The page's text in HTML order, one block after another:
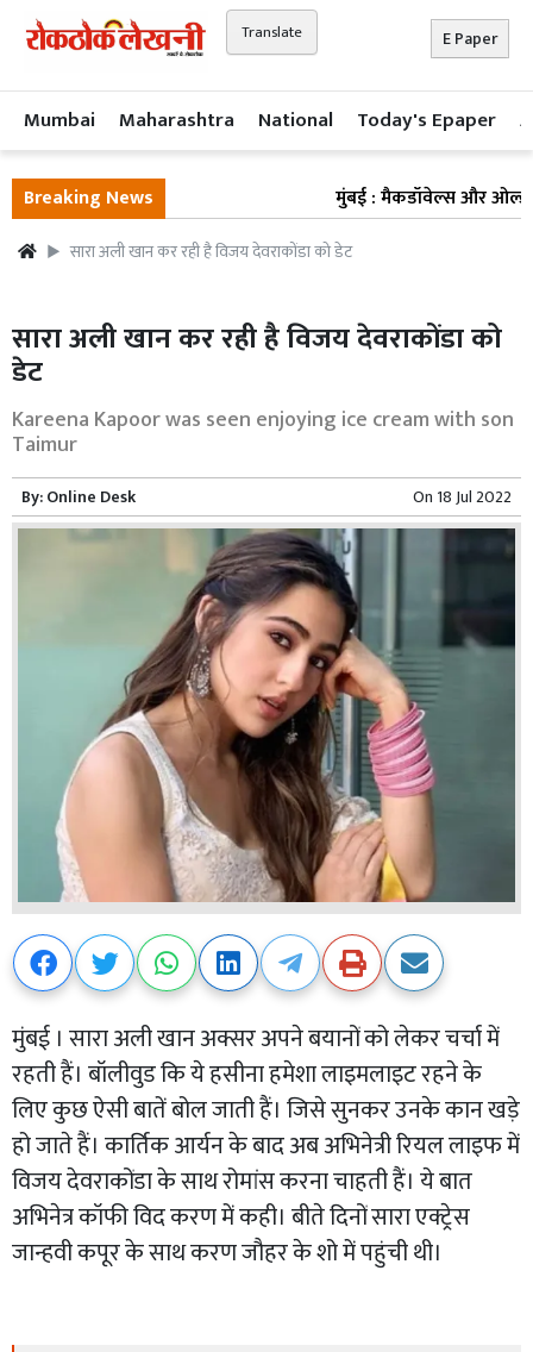
Translate E Paper
Mumbai Maharashtra National Today's Epaper
Breaking News मुंबई : मैकडॉवेल्स और ओल्ड मंक
सारा अली खान कर रही है विजय देवराकोंडा को डेट
सारा अली खान कर रही है विजय देवराकोंडा को
डेट
Kareena Kapoor was seen enjoying ice cream with son
Taimur
By:Online Desk On 18 Jul 2022
मुंबई । सारा अली खान अक्सर अपने बयानों को लेकर चर्चा में
रहती हैं। बॉलीवुड कि ये हसीना हमेशा लाइमलाइट रहने के
लिए कुछ ऐसी बातें बोल जाती हैं। जिसे सुनकर उनके कान खड़े
हो जाते हैं। कार्तिक आर्यन के बाद अब अभिनेत्री रियल लाइफ में
विजय देवराकोंडा के साथ रोमांस करना चाहती हैं। ये बात
अभिनेत्र कॉफी विद करण में कही। बीते दिनों सारा एक्ट्रेस
जान्हवी कपूर के साथ करण जौहर के शो में पहुंची थी।